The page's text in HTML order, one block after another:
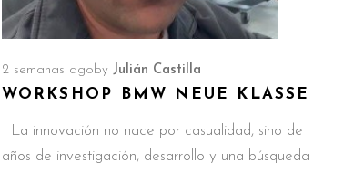
2 semanas ago by Julián Castilla
WORKSHOP BMW NEUE KLASSE
La innovación no nace por casualidad, sino de
años de investigación, desarrollo y una búsqueda